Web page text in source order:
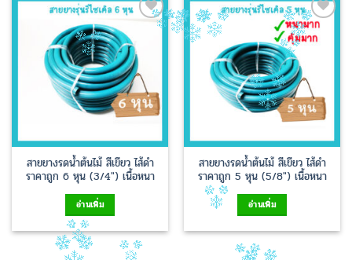
Add to
Wishlist
สายยางรดน้ำต้นไม้ สีเขียว ไส้ดำ
ราคาถูก 6 หุน (3/4″) เนื้อหนา
อ่านเพิ่ม
Add to
Wishlist
สายยางรดน้ำต้นไม้ สีเขียว ไส้ดำ
ราคาถูก 5 หุน (5/8″) เนื้อหนา
อ่านเพิ่ม